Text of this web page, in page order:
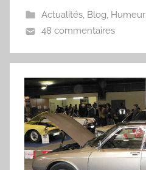
Actualités, Blog, Humeur
48 commentaires